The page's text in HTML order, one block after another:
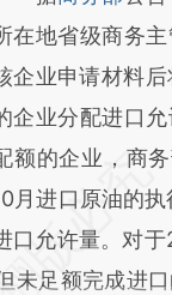
在地省级商务
企业申请材料
企业分配进口
额的企业，商
月进口原油的
口允许量。对
未足额完成进